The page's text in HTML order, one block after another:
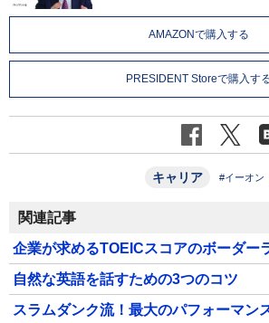
AMAZONで購入する
PRESIDENT Storeで購入す
キャリア #イーオン
関連記事
企業が求めるTOEICスコアのボーダー
自然な英語を話すための3つのコツ
スラムダンク流！最大のパフォーマン